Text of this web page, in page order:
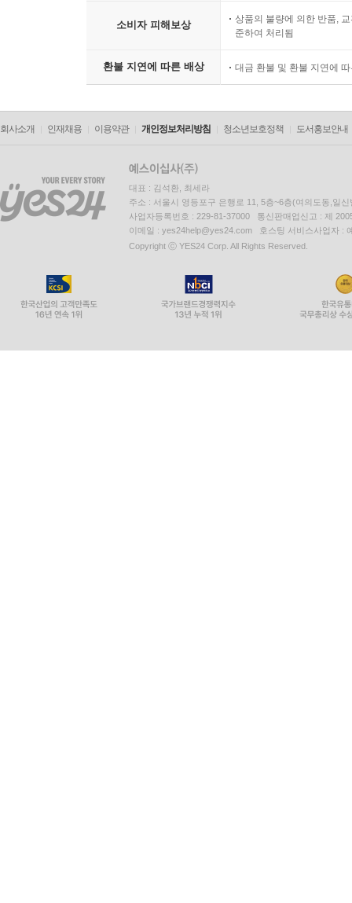
소비자 피해보상
상품의 불량에 의한 반품,
준하여 처리됨
환불 지연에 따른 배상 대금 환불 및 환불 지연에
회사소개 인재채용 이용약관 개인정보처리방침 청소년보호정책 도서홍보안내
대표 : 김석환, 최세라
주소 : 서울시 영등포구 은행로 11, 5층~6층(여의도동,일신
사업자등록번호 : 229-81-37000 통신판매업신고 : 제
이메일 : yes24help@yes24.com 호스팅 서비스사업자 :
Copyright ⓒ YES24 Corp. All Rights Reserved.